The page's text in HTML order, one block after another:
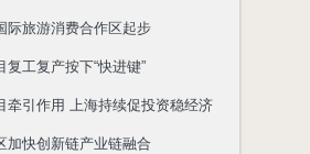
际旅游消费合作区起步
复工复产按下“快进键”
牵引作用 上海持续促投资稳经济
加快创新链产业链融合